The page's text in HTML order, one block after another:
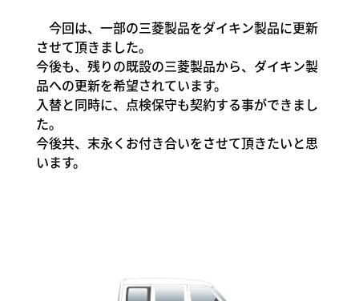
今回は、一部の三菱製品をダイキン製品に更新
させて頂きました。
今後も、残りの既設の三菱製品から、ダイキン製
品への更新を希望されています。
入替と同時に、点検保守も契約する事ができまし
た。
今後共、末永くお付き合いをさせて頂きたいと思
います。